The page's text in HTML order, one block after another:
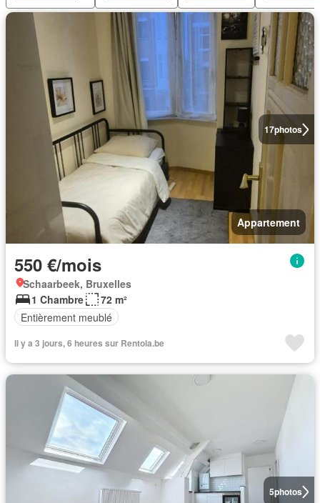
17photos
Appartement
550 €/mois
Schaarbeek, Bruxelles
1 Chambre
72 m²
Entièrement meublé
Il y a 3 jours, 6 heures sur Rentola.be
5photos